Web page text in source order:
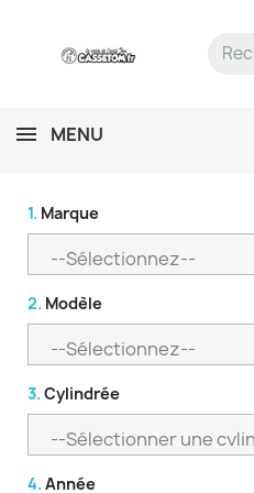
MENU
1. Marque
2. Modèle
3. Cylindrée
4. Année